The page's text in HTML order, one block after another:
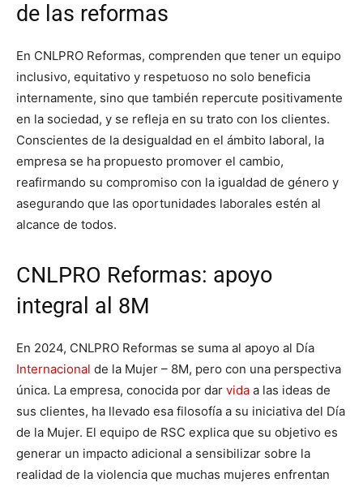
de las reformas
En CNLPRO Reformas, comprenden que tener un equipo
inclusivo, equitativo y respetuoso no solo beneficia
internamente, sino que también repercute positivamente
en la sociedad, y se refleja en su trato con los clientes.
Conscientes de la desigualdad en el ámbito laboral, la
empresa se ha propuesto promover el cambio,
reafirmando su compromiso con la igualdad de género y
asegurando que las oportunidades laborales estén al
alcance de todos.
CNLPRO Reformas: apoyo
integral al 8M
En 2024, CNLPRO Reformas se suma al apoyo al Día
Internacional de la Mujer – 8M, pero con una perspectiva
única. La empresa, conocida por dar vida a las ideas de
sus clientes, ha llevado esa filosofía a su iniciativa del Día
de la Mujer. El equipo de RSC explica que su objetivo es
generar un impacto adicional a sensibilizar sobre la
realidad de la violencia que muchas mujeres enfrentan